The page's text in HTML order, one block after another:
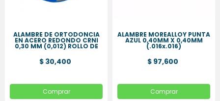
ALAMBRE DE ORTODONCIA
EN ACERO REDONDO CRNI
0,30 MM (0,012) ROLLO DE
50 GR
$ 30,400
Comprar
ALAMBRE MOREALLOY PUNTA
AZUL 0,40MM X 0,40MM
(.016x.016)
$ 97,600
Comprar